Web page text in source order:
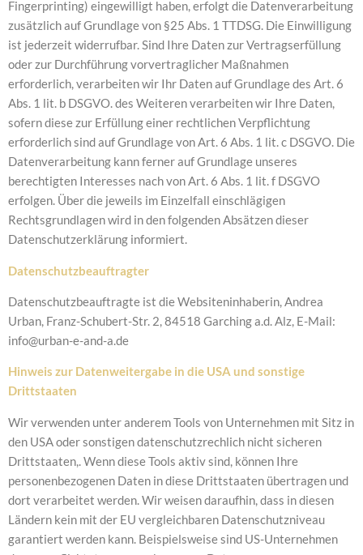
Fingerprinting) eingewilligt haben, erfolgt die Datenverarbeitung
zusätzlich auf Grundlage von §25 Abs. 1 TTDSG. Die Einwilligung
ist jederzeit widerrufbar. Sind Ihre Daten zur Vertragserfüllung
oder zur Durchführung vorvertraglicher Maßnahmen
erforderlich, verarbeiten wir Ihr Daten auf Grundlage des Art. 6
Abs. 1 lit. b DSGVO. des Weiteren verarbeiten wir Ihre Daten,
sofern diese zur Erfüllung einer rechtlichen Verpflichtung
erforderlich sind auf Grundlage von Art. 6 Abs. 1 lit. c DSGVO. Die
Datenverarbeitung kann ferner auf Grundlage unseres
berechtigten Interesses nach von Art. 6 Abs. 1 lit. f DSGVO
erfolgen. Über die jeweils im Einzelfall einschlägigen
Rechtsgrundlagen wird in den folgenden Absätzen dieser
Datenschutzerklärung informiert.
Datenschutzbeauftragter
Datenschutzbeauftragte ist die Websiteninhaberin, Andrea
Urban, Franz-Schubert-Str. 2, 84518 Garching a.d. Alz, E-Mail:
info@urban-e-and-a.de
Hinweis zur Datenweitergabe in die USA und sonstige
Drittstaaten
Wir verwenden unter anderem Tools von Unternehmen mit Sitz in
den USA oder sonstigen datenschutzrechlich nicht sicheren
Drittstaaten,. Wenn diese Tools aktiv sind, können Ihre
personenbezogenen Daten in diese Drittstaaten übertragen und
dort verarbeitet werden. Wir weisen daraufhin, dass in diesen
Ländern kein mit der EU vergleichbaren Datenschutzniveau
garantiert werden kann. Beispielsweise sind US-Unternehmen